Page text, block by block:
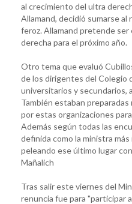
al crecimiento del ultra
Allamand, decidió sumarse al
feroz. Allamand pretende ser
derecha para el próximo año.
Otro tema que evaluó
de los dirigentes del Colegio
universitarios y secundarios,
También estaban
por estas organizaciones
Además según todas las
definida como la ministra
peleando ese último lugar
Mañalich
Tras salir este viernes del
renuncia fue para "participar